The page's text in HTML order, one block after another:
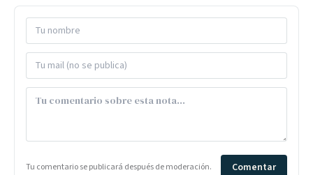
Tu comentario se publicará después de moderación. Comentar